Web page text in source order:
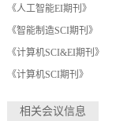
《人工智能EI期刊》
《智能制造SCI期刊》
《计算机SCI&EI期刊》
《计算机SCI期刊》
相关会议信息